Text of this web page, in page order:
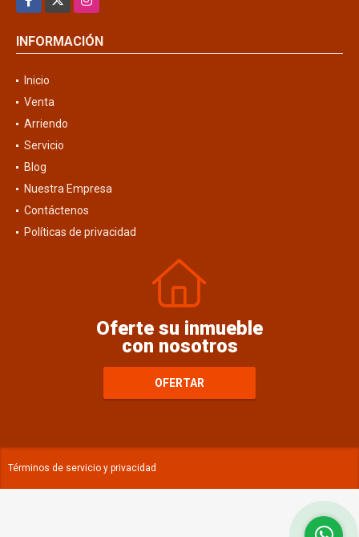
Facebook
X Instagram
Inicio
Venta
Arriendo
Servicio
Blog
Nuestra Empresa
Contáctenos
Oferte su inmueble
con nosotros
OFERTAR
Términos de servicio y privacidad